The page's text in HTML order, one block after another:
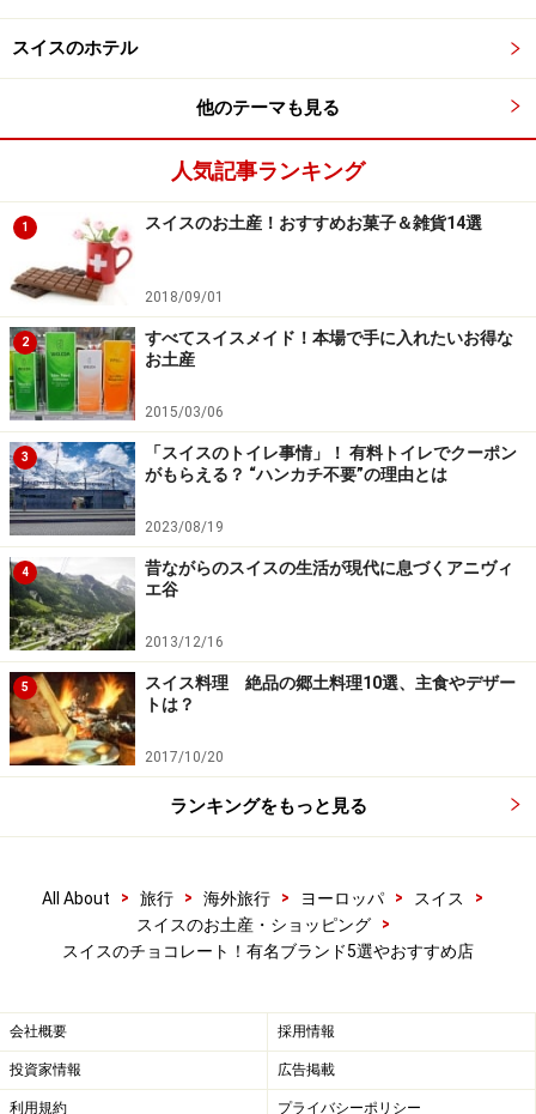
ここではスイスを代表する有名チョコレートメーカーを
いくつかご紹介します。有名メーカーのチョコレート
日本国内各地のショップでも購入可能
コンチングと呼ばれる製造工程を可能にする精錬装置を
発明したのが、リンツ。甘くてまろやかなチョコレート
が世に誕生したのは、リンツのおかげです。スーパーや
空港のショップなど、いたる場所でリンツの製品が並ん
でいます。
■カイエ Cailler
レマン湖地方ヴヴェイの町に生まれたカイエは、スイス
で最初のチョコレート工場を建てました。その後、大手
食品会社ネスレと合併。スイスを代表するチョコレート
メーカーに成長しました。
■スシャール Suchard
スイス軍隊にはじめてミリタリーチョコレートを納入したス
19世紀、フィリップ・スシャールがカカオと砂糖を混ぜ
る新型ミキサーを発明。それまで飲み物だったチョコレ
を代表するチョコレートメーカーです。
■トブラローネ Toblerone
スイスのホテル
他のテーマも見る
人気記事ランキング
1 スイスのお土産！おすすめお菓子＆雑貨14選
2018/09/01
2
すべてスイスメイド！本場で手に入れたいお得な
お土産
2015/03/06
3
「スイスのトイレ事情」！ 有料トイレでクーポン
がもらえる？ “ハンカチ不要”の理由とは
2023/08/19
4
昔ながらのスイスの生活が現代に息づくアニヴィ
エ谷
2013/12/16
5
スイス料理 絶品の郷土料理10選、主食やデザー
トは？
2017/10/20
ランキングをもっと見る
All About > 旅行 > 海外旅行 > ヨーロッパ > スイス
>
スイスのお土産・ショッピング
>
スイスのチョコレート！有名ブランド5選やおすすめ店
会社概要 採用情報
投資家情報 広告掲載
利用規約 プライバシーポリシー